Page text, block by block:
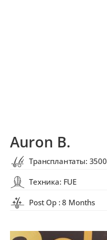
Auron B.
Трансплантаты: 3500
Техника: FUE
Post Op : 8 Months